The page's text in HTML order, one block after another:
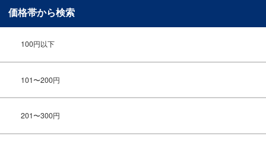
価格帯から検索
100円以下
101〜200円
201〜300円